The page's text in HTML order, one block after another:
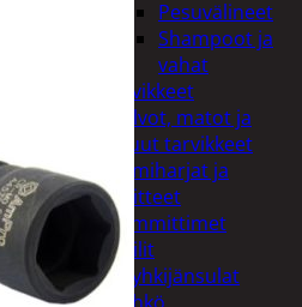
Pesuvälineet
Shampoot ja
vahat
Autotarvikkeet
Kalvot, matot ja
muut tarvikkeet
Lumiharjat ja
peitteet
Lämmittimet
Peilit
Pyyhkijänsulat